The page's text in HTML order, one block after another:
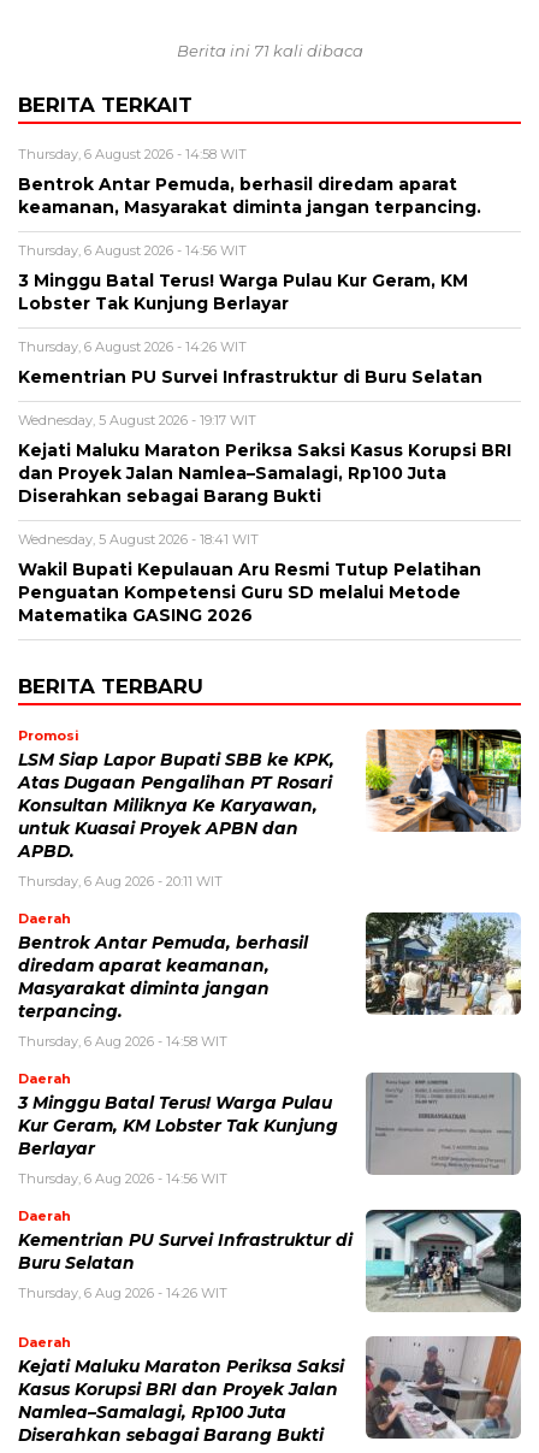
Berita ini 71 kali dibaca
BERITA TERKAIT
Thursday, 6 August 2026 - 14:58 WIT
Bentrok Antar Pemuda, berhasil diredam aparat
keamanan, Masyarakat diminta jangan terpancing.
Thursday, 6 August 2026 - 14:56 WIT
3 Minggu Batal Terus! Warga Pulau Kur Geram, KM
Lobster Tak Kunjung Berlayar
Thursday, 6 August 2026 - 14:26 WIT
Kementrian PU Survei Infrastruktur di Buru Selatan
Wednesday, 5 August 2026 - 19:17 WIT
Kejati Maluku Maraton Periksa Saksi Kasus Korupsi BRI
dan Proyek Jalan Namlea–Samalagi, Rp100 Juta
Diserahkan sebagai Barang Bukti
Wednesday, 5 August 2026 - 18:41 WIT
Wakil Bupati Kepulauan Aru Resmi Tutup Pelatihan
Penguatan Kompetensi Guru SD melalui Metode
Matematika GASING 2026
BERITA TERBARU
Promosi
LSM Siap Lapor Bupati SBB ke KPK,
Atas Dugaan Pengalihan PT Rosari
Konsultan Miliknya Ke Karyawan,
untuk Kuasai Proyek APBN dan
APBD.
Thursday, 6 Aug 2026 - 20:11 WIT
Daerah
Bentrok Antar Pemuda, berhasil
diredam aparat keamanan,
Masyarakat diminta jangan
terpancing.
Thursday, 6 Aug 2026 - 14:58 WIT
Daerah
3 Minggu Batal Terus! Warga Pulau
Kur Geram, KM Lobster Tak Kunjung
Berlayar
Thursday, 6 Aug 2026 - 14:56 WIT
Daerah
Kementrian PU Survei Infrastruktur di
Buru Selatan
Thursday, 6 Aug 2026 - 14:26 WIT
Daerah
Kejati Maluku Maraton Periksa Saksi
Kasus Korupsi BRI dan Proyek Jalan
Namlea–Samalagi, Rp100 Juta
Diserahkan sebagai Barang Bukti